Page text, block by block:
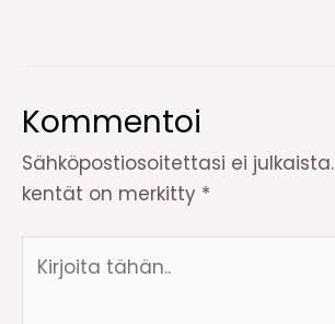
Kommentoi
Sähköpostiosoitettasi ei julkaista.
kentät on merkitty *
tähän..